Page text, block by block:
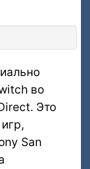
во
Это
San